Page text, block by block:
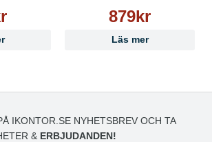
879kr
Läs mer
IKONTOR.SE NYHETSBREV OCH TA
& ERBJUDANDEN!